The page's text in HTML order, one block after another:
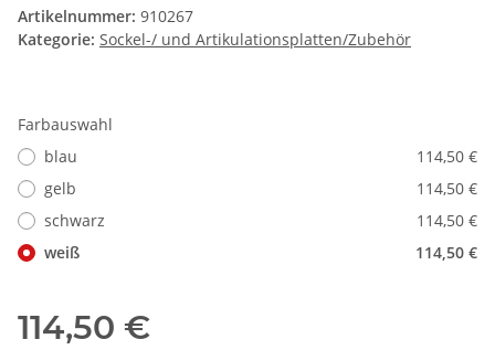
Artikelnummer: 910267
Kategorie: Sockel-/ und Artikulationsplatten/Zubehör
Farbauswahl
blau
114,50 €
gelb
114,50 €
schwarz
114,50 €
weiß
114,50 €
114,50 €